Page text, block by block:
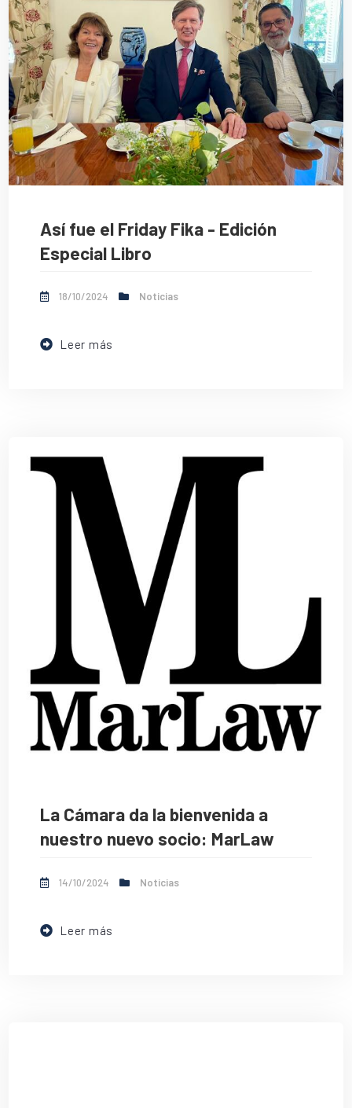
Así fue el Friday Fika - Edición
Especial Libro
18/10/2024 Noticias
Leer más
La Cámara da la bienvenida a
nuestro nuevo socio: MarLaw
14/10/2024 Noticias
Leer más